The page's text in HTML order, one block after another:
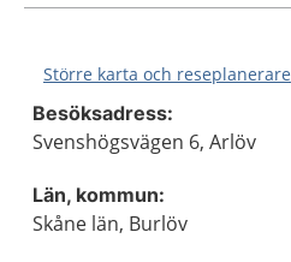
Större karta och reseplanerare
Besöksadress:
Svenshögsvägen 6, Arlöv
Län, kommun:
Skåne län, Burlöv